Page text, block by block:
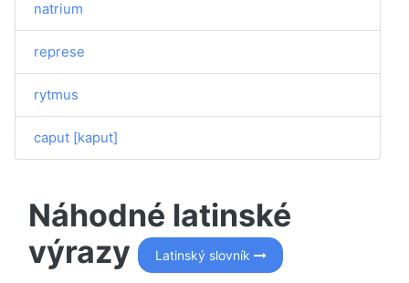
natrium
represe
rytmus
caput [kaput]
Náhodné latinské
výrazy
Latinský slovník